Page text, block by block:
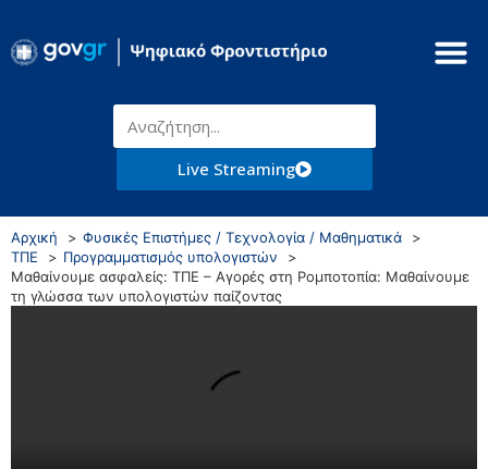
Live Streaming
Αρχική
Φυσικές Επιστήμες / Τεχνολογία / Μαθηματικά
ΤΠΕ
Προγραμματισμός υπολογιστών
Μαθαίνουμε ασφαλείς: ΤΠΕ – Αγορές στη Ρομποτοπία: Μαθαίνουμε
τη γλώσσα των υπολογιστών παίζοντας